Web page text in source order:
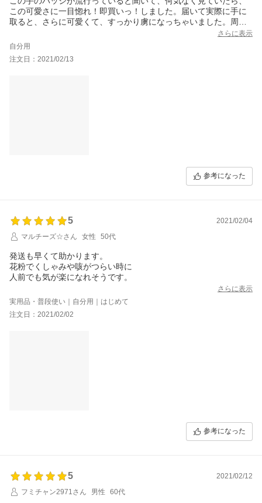
この可愛さに一目惚れ！即買いっ！しました。届いて実際に手に
取ると、さらに可愛くて、すっかり虜になっちゃいました。周り
へのお知らせというより、ただただ可愛さのあまり、手放せなく
なりそうです。
さらに表示
自分用
注文日：2021/02/13
参考になった
5
2021/02/04
マルチーズ☆さん
女性 50代
発送も早くて助かります。
花粉でくしゃみや咳がつらい時に
人前でも気が楽になれそうです。
さらに表示
実用品・普段使い｜自分用｜はじめて
注文日：2021/02/02
参考になった
5
2021/02/12
フミチャン2971さん
男性 60代